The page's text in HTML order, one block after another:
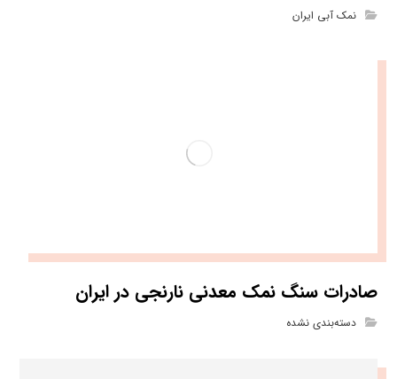
نمک آبی ایران
صادرات سنگ نمک معدنی نارنجی در ایران
دسته‌بندی نشده